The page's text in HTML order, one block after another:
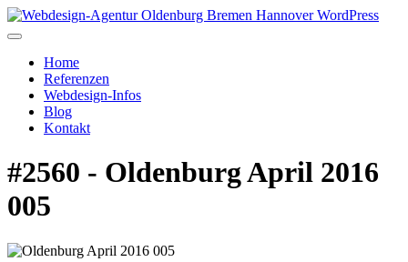
Home
Referenzen
Webdesign-Infos
Blog
Kontakt
#2560 - Oldenburg April 2016
005